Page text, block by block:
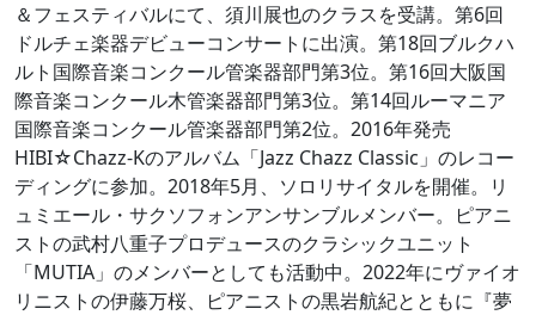
＆フェスティバルにて、須川展也のクラスを受講。第6回
ドルチェ楽器デビューコンサートに出演。第18回ブルクハ
ルト国際音楽コンクール管楽器部門第3位。第16回大阪国
際音楽コンクール木管楽器部門第3位。第14回ルーマニア
国際音楽コンクール管楽器部門第2位。2016年発売
HIBI☆Chazz-Kのアルバム「Jazz Chazz Classic」のレコー
ディングに参加。2018年5月、ソロリサイタルを開催。リ
ュミエール・サクソフォンアンサンブルメンバー。ピアニ
ストの武村八重子プロデュースのクラシックユニット
「MUTIA」のメンバーとしても活動中。2022年にヴァイオ
リニストの伊藤万桜、ピアニストの黒岩航紀とともに『夢